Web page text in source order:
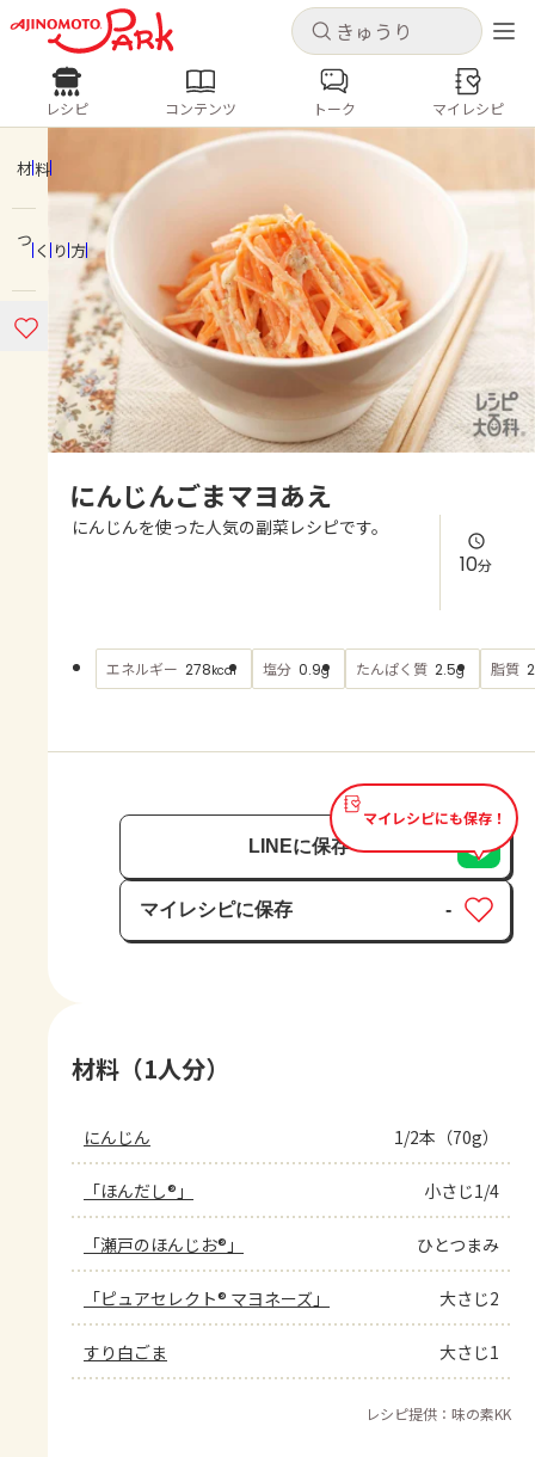
キャンセル
ログインするとレシピを保存できます
ログイン
ホーム
コンテンツ
レシピ
よくあるお問い合わせ
AJINOMOTO PARK とは
キャンセル
レシピ コンテンツ
人気の食材・レシピ
きゅうり なす トマト
とうもろこし
ピーマン
みょうが ゴーヤ
レシピ コンテンツ トーク マイレシピ
材料
つくり方
にんじんごまマヨあえ
にんじんを使った人気の副菜レシピです。
10分
エネルギー 278kcal 塩分 0.9g たんぱく質 2.5g 脂質
マイレシピにも保存！
LINEに保存
マイレシピに保存
保存済み
-
材料（1人分）
にんじん 1/2本（70g）
「ほんだし®」 小さじ1/4
「瀬戸のほんじお®」 ひとつまみ
「ピュアセレクト® マヨネーズ」 大さじ2
すり白ごま 大さじ1
レシピ提供：味の素KK